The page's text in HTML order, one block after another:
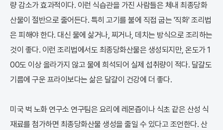
량 감소가 효과적이다. 이런 식습관을 가진 사람들은 체내 최종당화
산물이 절반으로 줄어든다. 특히 고기를 불에 직접 굽는 '직화' 조리법
은 피해야 한다. 대신 물에 삶거나, 찌거나, 데치는 방식으로 조리하는
것이 좋다. 이런 조리법에서도 최종당화산물은 생성되지만, 온도가 1
00도 이상 올라가지 않고 물에 희석되어 실제 섭취량이 적다. 달걀도
기름에 구운 프라이보다는 삶은 달걀이 건강에 더 좋다.
미국 벅 노화 연구소 연구팀은 요리에 레몬즙이나 식초 같은 산성 식
재료를 첨가하면 최종당화산물 생성을 줄일 수 있다고 조언한다. 산